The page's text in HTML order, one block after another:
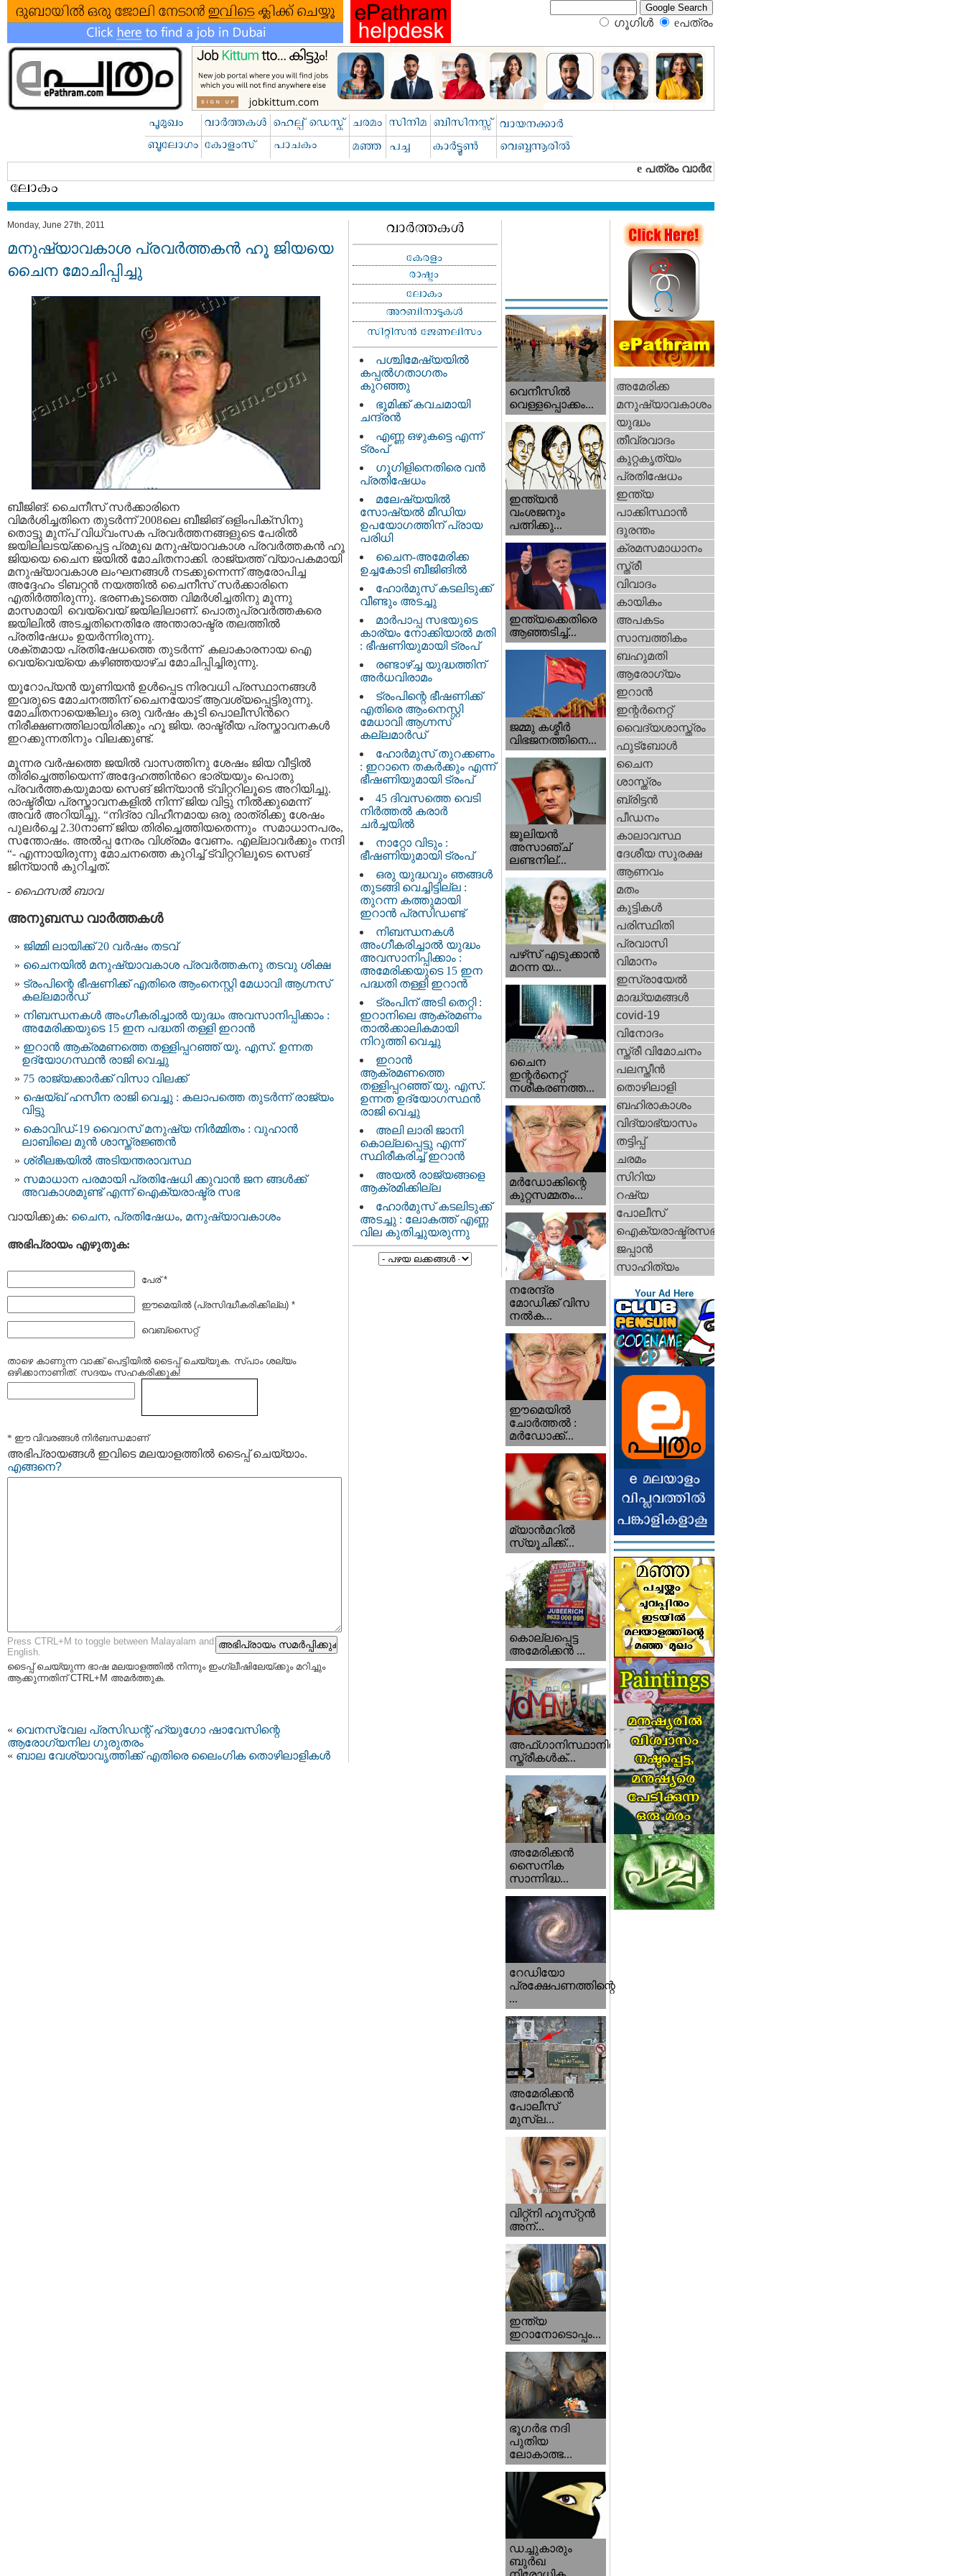
ഗൂഗിള്‍ eപത്രം‍
Monday, June 27th, 2011
മനുഷ്യാവകാശ പ്രവര്‍ത്തകന്‍ ഹൂ ജിയയെ
ചൈന മോചിപ്പിച്ചു
ബീജിങ്: ചൈനീസ് സര്‍ക്കാരിനെ
വിമര്‍ശിച്ചതിനെ തുടര്‍ന്ന് 2008ലെ ബീജിങ് ഒളിംപിക്സിനു
തൊട്ടു മുന്പ് വിധ്വംസക പ്രവര്‍ത്തനങ്ങളുടെ പേരില്‍
ജയിലിലടയ്ക്കപ്പെട്ട പ്രമുഖ മനുഷ്യാവകാശ പ്രവര്‍ത്തകന്‍ ഹൂ
ജിയയെ ചൈന ജയില്‍ മോചിതനാക്കി. രാജ്യത്ത് വ്യാപകമായി
മനുഷ്യാവകാശ ലംഘനങ്ങള്‍ നടക്കുന്നെന്ന് ആരോപിച്ച
അദ്ദേഹം ടിബറ്റന്‍ നയത്തില്‍ ചൈനീസ് സര്‍ക്കാരിനെ
എതിര്‍ത്തിരുന്നു. ഭരണകൂടത്തെ വിമര്‍ശിച്ചതിനു മൂന്നു
മാസമായി വെയ്വെയ് ജയിലിലാണ്. പൊതുപ്രവര്‍ത്തകരെ
ജയിലില്‍ അടച്ചതിനെതിരേ അന്താരാഷ്ട്ര തലത്തില്‍
പ്രതിഷേധം ഉയര്‍ന്നിരുന്നു.
ശക്തമായ പ്രതിഷേധത്തെ തുടര്‍ന്ന് കലാകാരനായ ഐ
വെയ്വെയ്യെ കഴിഞ്ഞയാഴ്ച മോചിപ്പിച്ചിരുന്നു.
യൂറോപ്യന്‍ യൂണിയന്‍ ഉള്‍പ്പെട നിരവധി പ്രസ്ഥാനങ്ങള്‍
ഇവരുടെ മോചനത്തിന് ചൈനയോട് ആവശ്യപ്പെട്ടിരുന്നു.
മോചിതനായെങ്കിലും ഒരു വര്‍ഷം കൂടി പൊലീസിന്‍റെ
നിരീക്ഷണത്തിലായിരിക്കും ഹൂ ജിയ. രാഷ്ട്രീയ പ്രസ്താവനകള്‍
ഇറക്കുന്നതിനും വിലക്കുണ്ട്.
മൂന്നര വര്‍ഷത്തെ ജയില്‍ വാസത്തിനു ശേഷം ജിയ വീട്ടില്‍
തിരിച്ചെത്തിയെന്ന് അദ്ദേഹത്തിന്‍റെ ഭാര്യയും പൊതു
പ്രവര്‍ത്തകയുമായ സെങ് ജിന്യാന്‍ ട്വിറ്ററിലൂടെ അറിയിച്ചു.
രാഷ്ട്രീയ പ്രസ്താവനകളില്‍ നിന്ന് ജിയ വിട്ടു നില്‍ക്കുമെന്ന്
അവര്‍ അറിയിച്ചു. “നിദ്രാ വിഹീനമായ ഒരു രാത്രിക്കു ശേഷം
പുലര്‍ച്ചെ 2.30നാണ് ജിയ തിരിച്ചെത്തിയതെന്നും സമാധാനപരം,
സന്തോഷം. അല്‍പ്പ നേരം വിശ്രമം വേണം. എല്ലാവര്‍ക്കും നന്ദി
“- എന്നായിരുന്നു മോചനത്തെ കുറിച്ച് ട്വിറ്ററിലൂടെ സെങ്
ജിന്യാന്‍ കുറിച്ചത്.
- ഫൈസല്‍ ബാവ
അനുബന്ധ വാര്‍ത്തകള്‍
ജിമ്മി ലായിക്ക് 20 വർഷം തടവ്
ചൈനയില്‍ മനുഷ്യാവകാശ പ്രവര്‍ത്തകനു തടവു ശിക്ഷ
ട്രംപിന്റെ ഭീഷണിക്ക് എതിരെ ആംനെസ്റ്റി മേധാവി ആഗ്നസ്
കല്ലമാർഡ്
നിബന്ധനകൾ അംഗീകരിച്ചാൽ യുദ്ധം അവസാനിപ്പിക്കാം :
അമേരിക്കയുടെ 15 ഇന പദ്ധതി തള്ളി ഇറാൻ
ഇറാന്‍ ആക്രമണത്തെ തള്ളിപ്പറഞ്ഞ് യു. എസ്. ഉന്നത
ഉദ്യോഗസ്ഥൻ രാജി വെച്ചു
75 രാജ്യക്കാർക്ക് വിസാ വിലക്ക്
ഷെയ്ഖ്‌ ഹസീന രാജി വെച്ചു : കലാപത്തെ തുടർന്ന് രാജ്യം
വിട്ടു
കൊവിഡ്-19 വൈറസ് മനുഷ്യ നിര്‍മ്മിതം : വുഹാന്‍
ലാബിലെ മുന്‍ ശാസ്ത്രജ്ഞന്‍
ശ്രീലങ്കയിൽ അടിയന്തരാവസ്ഥ
സമാധാന പരമായി പ്രതിഷേധി ക്കുവാന്‍ ജന ങ്ങൾക്ക്
അവകാശമുണ്ട് എന്ന് ഐക്യരാഷ്ട്ര സഭ
വായിക്കുക: ചൈന, പ്രതിഷേധം, മനുഷ്യാവകാശം
അഭിപ്രായം എഴുതുക:
പേര് *
ഈമെയില്‍ (പ്രസിദ്ധീകരിക്കില്ല) *
വെബ്സൈറ്റ്
താഴെ കാണുന്ന വാക്ക് പെട്ടിയില്‍ ടൈപ്പ്‌ ചെയ്യുക. സ്പാം ശല്യം
ഒഴിക്കാനാണിത്. സദയം സഹകരിക്കുക!
* ഈ വിവരങ്ങള്‍ നിര്‍ബന്ധമാണ്
അഭിപ്രായങ്ങള്‍ ഇവിടെ മലയാളത്തില്‍ ടൈപ്പ് ചെയ്യാം.
എങ്ങനെ?
Press CTRL+M to toggle between Malayalam and
English.
ടൈപ്പ്‌ ചെയ്യുന്ന ഭാഷ മലയാളത്തില്‍ നിന്നും ഇംഗ്ലീഷിലേയ്ക്കും മറിച്ചും
ആക്കുന്നതിന് CTRL+M അമര്‍ത്തുക.
« വെനസ്വേല പ്രസിഡന്റ് ഹ്യുഗോ ഷാവേസിന്റെ
ആരോഗ്യനില ഗുരുതരം
« ബാല വേശ്യാവൃത്തിക്ക് എതിരെ ലൈംഗിക തൊഴിലാളികള്‍
പശ്ചിമേഷ്യയിൽ
കപ്പൽഗതാഗതം
കുറഞ്ഞു
ഭൂമിക്ക് കവചമായി
ചന്ദ്രന്‍
എണ്ണ ഒഴുകട്ടെ എന്ന്
ട്രംപ്
ഗൂഗിളിനെതിരെ വൻ
പ്രതിഷേധം
മലേഷ്യയിൽ
സോഷ്യൽ മീഡിയ
ഉപയോഗത്തിന് പ്രായ
പരിധി
ചൈന-അമേരിക്ക
ഉച്ചകോടി ബീജിങിൽ
ഹോര്‍മുസ് കടലിടുക്ക്
വീണ്ടും അടച്ചു
മാർപാപ്പ സഭയുടെ
കാര്യം നോക്കിയാൽ മതി
: ഭീഷണിയുമായി ട്രംപ്
രണ്ടാഴ്ച്ച യുദ്ധത്തിന്
അർധവിരാമം
ട്രംപിന്റെ ഭീഷണിക്ക്
എതിരെ ആംനെസ്റ്റി
മേധാവി ആഗ്നസ്
കല്ലമാർഡ്
ഹോർമുസ് തുറക്കണം
: ഇറാനെ തകർക്കും എന്ന്
ഭീഷണിയുമായി ട്രംപ്
45 ദിവസത്തെ വെടി
നിർത്തൽ കരാര്‍
ചര്‍ച്ചയിൽ
നാറ്റോ വിടും :
ഭീഷണിയുമായി ട്രംപ്
ഒരു യുദ്ധവും ഞങ്ങള്‍
തുടങ്ങി വെച്ചിട്ടില്ല :
തുറന്ന കത്തുമായി
ഇറാൻ പ്രസിഡണ്ട്
നിബന്ധനകൾ
അംഗീകരിച്ചാൽ യുദ്ധം
അവസാനിപ്പിക്കാം :
അമേരിക്കയുടെ 15 ഇന
പദ്ധതി തള്ളി ഇറാൻ
ട്രംപിന് അടി തെറ്റി :
ഇറാനിലെ ആക്രമണം
താൽക്കാലികമായി
നിറുത്തി വെച്ചു
ഇറാന്‍
ആക്രമണത്തെ
തള്ളിപ്പറഞ്ഞ് യു. എസ്.
ഉന്നത ഉദ്യോഗസ്ഥൻ
രാജി വെച്ചു
അലി ലാരി ജാനി
കൊല്ലപ്പെട്ടു എന്ന്
സ്ഥിരീകരിച്ച് ഇറാൻ
അയൽ രാജ്യങ്ങളെ
ആക്രമിക്കില്ല
ഹോർമുസ് കടലിടുക്ക്
അടച്ചു : ലോകത്ത് എണ്ണ
വില കുതിച്ചുയരുന്നു
വെനീസില്‍
വെള്ളപ്പൊക്കം...
ഇന്ത്യൻ
വംശജനും
പത്നിക്കു...
ഇന്ത്യക്കെതിരെ
ആഞ്ഞടിച്ച്...
ജമ്മു കശ്മീ‍ർ
വിഭജനത്തിനെ...
ജൂലിയന്‍
അസാഞ്ച്
ലണ്ടനില്...
പഴ്‌സ് എടുക്കാന്‍
മറന്ന യ...
ചൈന
ഇന്റർനെറ്റ്
നശീകരണത്ത...
മർഡോക്കിന്റെ
കുറ്റസമ്മതം...
നരേന്ദ്ര
മോഡിക്ക് വിസ
നൽക...
ഈമെയിൽ
ചോർത്തൽ :
മർഡോക്ക്...
മ്യാന്‍‌മറില്‍
സ്യൂചിക്ക്...
കൊല്ലപ്പെട്ട
അമേരിക്കന്‍ ...
അഫ്ഗാനിസ്ഥാനിൽ
സ്ത്രീകൾക്...
അമേരിക്കൻ
സൈനിക
സാന്നിദ്ധ...
റേഡിയോ
പ്രക്ഷേപണത്തിന്റെ
...
അമേരിക്കന്‍
പോലീസ്‌
മുസ്ല...
വിറ്റ്‌നി ഹൂസ്‌റ്റന്‍
അന്...
ഇന്ത്യ
ഇറാനോടൊപ്പം...
ഭൂഗര്‍ഭ നദി
പുതിയ
ലോകാത്ഭ...
ഡച്ചുകാരും
ബുര്‍ഖ
അമേരിക്ക
മനുഷ്യാവകാശം
യുദ്ധം
തീവ്രവാദം
കുറ്റകൃത്യം
പ്രതിഷേധം
ഇന്ത്യ
പാക്കിസ്ഥാന്‍
ദുരന്തം
ക്രമസമാധാനം
സ്ത്രീ
വിവാദം
കായികം
അപകടം
സാമ്പത്തികം
ബഹുമതി
ആരോഗ്യം
ഇറാന്‍
ഇന്റര്‍നെറ്റ്‌
വൈദ്യശാസ്ത്രം
ഫുട്ബോള്‍
ചൈന
ശാസ്ത്രം
ബ്രിട്ടന്‍
പീഡനം
കാലാവസ്ഥ
ദേശീയ സുരക്ഷ
ആണവം
മതം
കുട്ടികള്‍
പരിസ്ഥിതി
പ്രവാസി
വിമാനം
ഇസ്രായേല്‍
മാദ്ധ്യമങ്ങള്‍
covid-19
വിനോദം
സ്ത്രീ വിമോചനം
പലസ്തീന്‍
തൊഴിലാളി
ബഹിരാകാശം
വിദ്യാഭ്യാസം
തട്ടിപ്പ്
ചരമം
സിറിയ
റഷ്യ
പോലീസ്
ഐക്യരാഷ്ട്രസഭ
ജപ്പാന്‍
സാഹിത്യം
Your Ad Here